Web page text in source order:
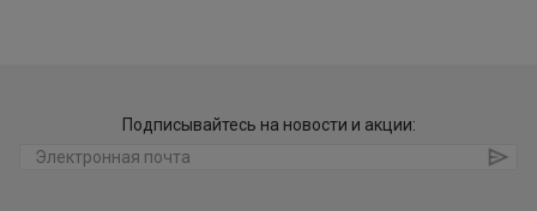
Подписывайтесь на новости и акции: